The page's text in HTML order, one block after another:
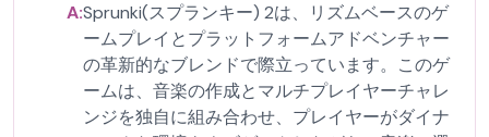
A:Sprunki(スプランキー) 2は、リズムベースのゲ
ームプレイとプラットフォームアドベンチャー
の革新的なブレンドで際立っています。このゲ
ームは、音楽の作成とマルチプレイヤーチャレ
ンジを独自に組み合わせ、プレイヤーがダイナ